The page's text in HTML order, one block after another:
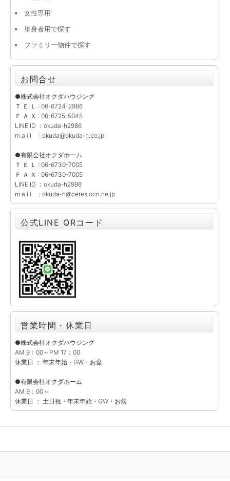
女性専用
単身者用で探す
ファミリー物件で探す
お問合せ
●株式会社オクダハウジング
Ｔ Ｅ Ｌ : 06-6724-2986
Ｆ Ａ Ｘ : 06-6725-5045
LINE ID ：okuda-h2986
m a i l : okuda@okuda-h.co.jp
●有限会社オクダホーム
Ｔ Ｅ Ｌ : 06-6730-7005
Ｆ Ａ Ｘ : 06-6730-7005
LINE ID ：okuda-h2986
m a i l : okuda-h@ceres.ocn.ne.jp
公式LINE QRコード
営業時間・休業日
●株式会社オクダハウジング
AM 9：00～PM 17：00
休業日 ： 年末年始・GW・お盆
●有限会社オクダホーム
AM 9：00～
休業日 ： 土日祝・年末年始・GW・お盆